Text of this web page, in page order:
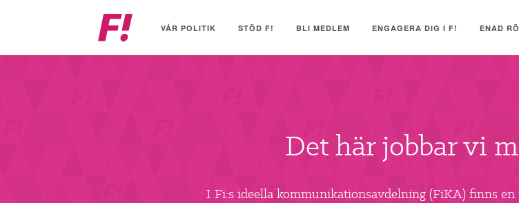
initiativ
VÅR POLITIK STÖD F! BLI MEDLEM ENGAGERA DIG I F! ENAD
Det här jobbar vi
I Fi:s ideella kommunikationsavdelning (FiKA) finns